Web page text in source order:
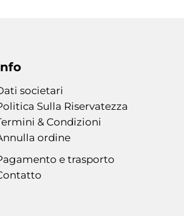
societari
Sulla Riservatezza
& Condizioni
ordine
e trasporto